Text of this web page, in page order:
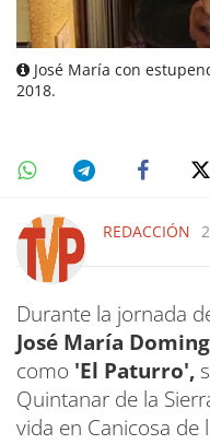
José María con
2018.
REDACCIÓN
Durante la jornada
José María
como 'El Paturro',
Quintanar de la
vida en Canicosa de